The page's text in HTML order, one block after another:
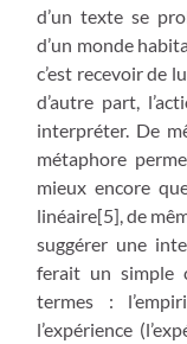
d’un texte se
d’un monde
c’est recevoir de
d’autre part,
interpréter. De
métaphore
mieux encore
linéaire[5], de
suggérer une
ferait un simple
termes :
l’expérience